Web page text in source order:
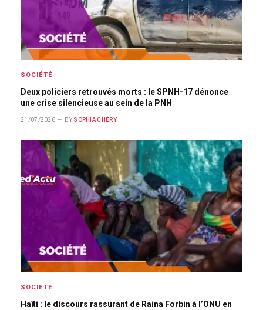
SOCIÉTÉ
Deux policiers retrouvés morts : le SPNH-17 dénonce
une crise silencieuse au sein de la PNH
21/07/2026 BY SOPHIA CHÉRY
SOCIÉTÉ
Haïti : le discours rassurant de Raina Forbin à l’ONU en